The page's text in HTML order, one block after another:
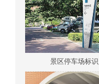
景区停车场标识